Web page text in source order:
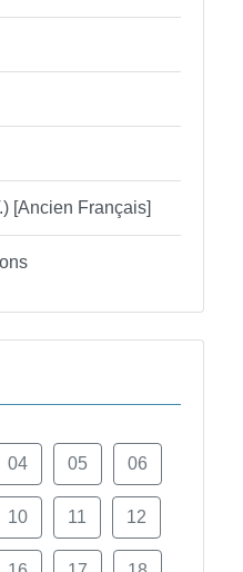
[Ancien Français]
04 05 06
10 11 12